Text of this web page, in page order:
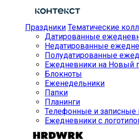
Праздники Тематические
Датированные
Недатированные
Полудатированные
Ежедневники на Новый
Блокноты
Еженедельники
Папки
Планинги
Телефонные и записные
Ежедневники с